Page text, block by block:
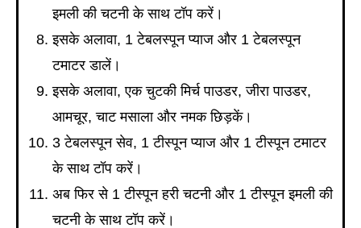
इमली की चटनी के साथ टॉप करें।
इसके अलावा, 1 टेबलस्पून प्याज और 1 टेबलस्पून
टमाटर डालें।
इसके अलावा, एक चुटकी मिर्च पाउडर, जीरा पाउडर,
आमचूर, चाट मसाला और नमक छिड़कें।
3 टेबलस्पून सेव, 1 टीस्पून प्याज और 1 टीस्पून टमाटर
के साथ टॉप करें।
अब फिर से 1 टीस्पून हरी चटनी और 1 टीस्पून इमली की
चटनी के साथ टॉप करें।